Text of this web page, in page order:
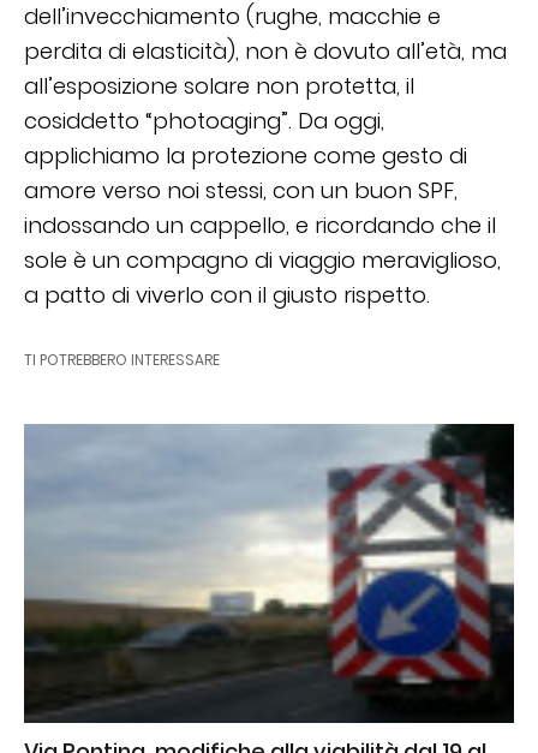
dell’invecchiamento (rughe, macchie e
perdita di elasticità), non è dovuto all’età, ma
all’esposizione solare non protetta, il
cosiddetto “photoaging”. Da oggi,
applichiamo la protezione come gesto di
amore verso noi stessi, con un buon SPF,
indossando un cappello, e ricordando che il
sole è un compagno di viaggio meraviglioso,
a patto di viverlo con il giusto rispetto.
TI POTREBBERO INTERESSARE